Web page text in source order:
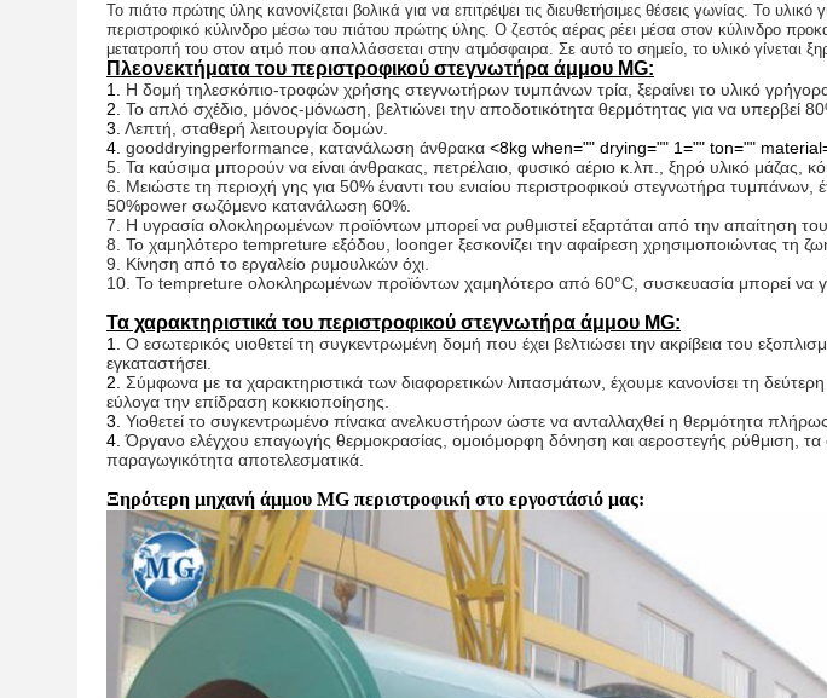
Το πιάτο πρώτης ύλης κανονίζεται βολικά για να επιτρέψει τις διευθετήσιμες θέσεις γωνίας. Το υλικό
περιστροφικό κύλινδρο μέσω του πιάτου πρώτης ύλης. Ο ζεστός αέρας ρέει μέσα στον κύλινδρο
μετατροπή του στον ατμό που απαλλάσσεται στην ατμόσφαιρα. Σε αυτό το σημείο, το υλικό γίνεται
Πλεονεκτήματα του περιστροφικού στεγνωτήρα άμμου MG:
1. Η δομή τηλεσκόπιο-τροφών χρήσης στεγνωτήρων τυμπάνων τρία, ξεραίνει το υλικό
2. Το απλό σχέδιο, μόνος-μόνωση, βελτιώνει την αποδοτικότητα θερμότητας για να υπερβεί
3. Λεπτή, σταθερή λειτουργία δομών.
4. gooddryingperformance, κατανάλωση άνθρακα <8kg when="" drying="" 1="" ton=""
5. Τα καύσιμα μπορούν να είναι άνθρακας, πετρέλαιο, φυσικό αέριο κ.λπ., ξηρό υλικό μάζας,
6. Μειώστε τη περιοχή γης για 50% έναντι του ενιαίου περιστροφικού στεγνωτήρα τυμπάνων,
50%power σωζόμενο κατανάλωση 60%.
7. Η υγρασία ολοκληρωμένων προϊόντων μπορεί να ρυθμιστεί εξαρτάται από την απαίτηση
8. Το χαμηλότερο tempreture εξόδου, loonger ξεσκονίζει την αφαίρεση χρησιμοποιώντας τη
9. Κίνηση από το εργαλείο ρυμουλκών όχι.
10. Το tempreture ολοκληρωμένων προϊόντων χαμηλότερο από 60°C, συσκευασία μπορεί να
Τα χαρακτηριστικά του περιστροφικού στεγνωτήρα άμμου MG:
1. Ο εσωτερικός υιοθετεί τη συγκεντρωμένη δομή που έχει βελτιώσει την ακρίβεια του
εγκαταστήσει.
2. Σύμφωνα με τα χαρακτηριστικά των διαφορετικών λιπασμάτων, έχουμε κανονίσει τη
εύλογα την επίδραση κοκκιοποίησης.
3. Υιοθετεί το συγκεντρωμένο πίνακα ανελκυστήρων ώστε να ανταλλαχθεί η θερμότητα
4.Όργανο ελέγχου επαγωγής θερμοκρασίας, ομοιόμορφη δόνηση και αεροστεγής ρύθμιση,
παραγωγικότητα αποτελεσματικά.
Ξηρότερη μηχανή άμμου MG περιστροφική στο εργοστάσιό μας: